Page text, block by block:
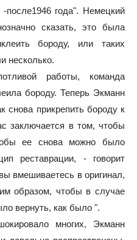
после1946 года". Немецкий
сказать, это была
бороду, или таких
несколько.
работы, команда
бороду. Теперь Экманн
снова прикрепить бороду к
заключается в том, чтобы
ее снова можно было
реставрации, - говорит
вмешиваетесь в оригинал,
образом, чтобы в случае
вернуть, как было ".
многих, Экманн